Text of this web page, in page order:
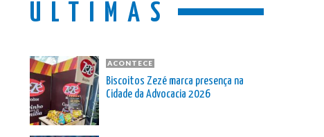
ÚLTIMAS
ACONTECE
Biscoitos Zezé marca presença na
Cidade da Advocacia 2026